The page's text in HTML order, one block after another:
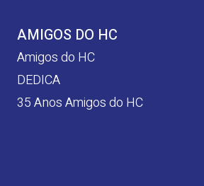
AMIGOS DO HC
Amigos do HC
DEDICA
35 Anos Amigos do HC